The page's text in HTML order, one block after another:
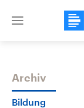
Close
Themen
Archiv
Bildung